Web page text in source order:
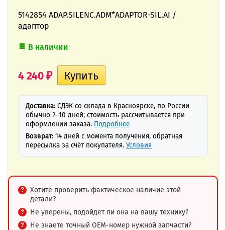
5142854 ADAP.SILENC.ADM*ADAPTOR-SIL.AI /
адаптор
В наличии
4 240 ₽
Доставка: СДЭК со склада в Красноярске, по России
обычно 2–10 дней; стоимость рассчитывается при
оформлении заказа. Подробнее
Возврат: 14 дней с момента получения, обратная
пересылка за счёт покупателя. Условия
Хотите проверить фактическое наличие этой
детали?
Не уверены, подойдёт ли она на вашу технику?
Не знаете точный OEM-номер нужной запчасти?